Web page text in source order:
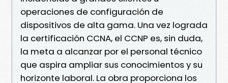
operaciones de configuración de
dispositivos de alta gama. Una vez lograda
la certificación CCNA, el CCNP es, sin duda,
la meta a alcanzar por el personal técnico
que aspira ampliar sus conocimientos y su
horizonte laboral. La obra proporciona los